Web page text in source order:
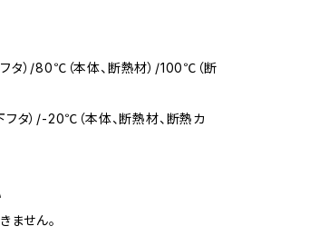
タ）/80℃（本体、断熱材）/100℃（断
フタ）/-20℃（本体、断熱材、断熱カ
ません。